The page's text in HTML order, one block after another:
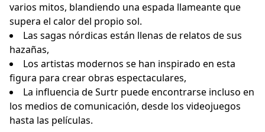
varios mitos, blandiendo una espada llameante que
supera el calor del propio sol.
Las sagas nórdicas están llenas de relatos de sus
hazañas,
Los artistas modernos se han inspirado en esta
figura para crear obras espectaculares,
La influencia de Surtr puede encontrarse incluso en
los medios de comunicación, desde los videojuegos
hasta las películas.